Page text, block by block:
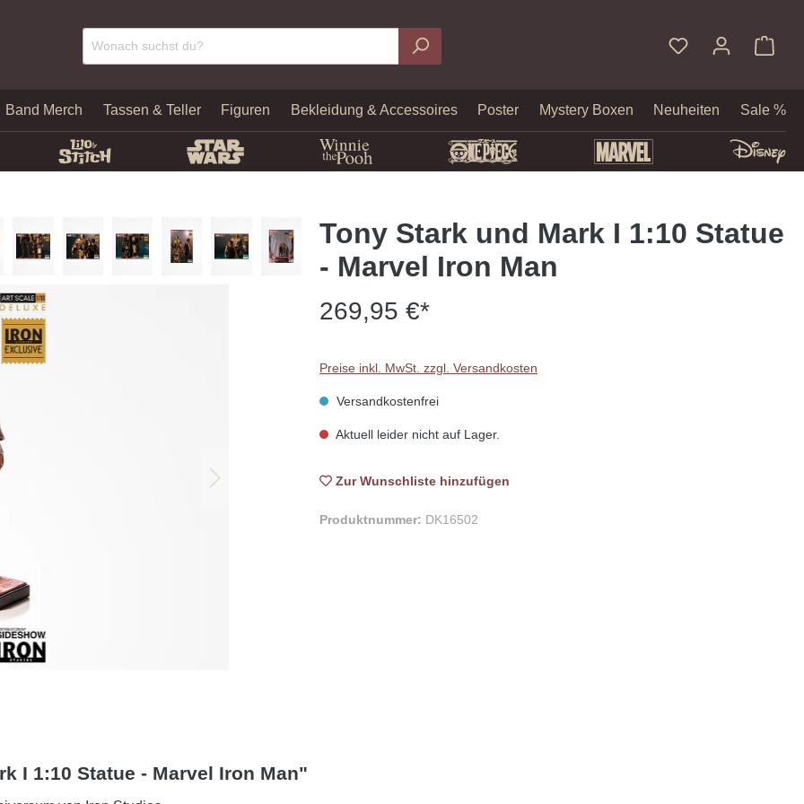
Band Merch Tassen & Teller Figuren Bekleidung & Accessoires Poster Mystery Boxen Neuheiten Sale %
Tony Stark und Mark I 1:10 Statue
- Marvel Iron Man
269,95 €*
Preise inkl. MwSt. zzgl. Versandkosten
Versandkostenfrei
Aktuell leider nicht auf Lager.
Zur Wunschliste
Produktnummer: DK16502
I 1:10 Statue - Marvel Iron Man"